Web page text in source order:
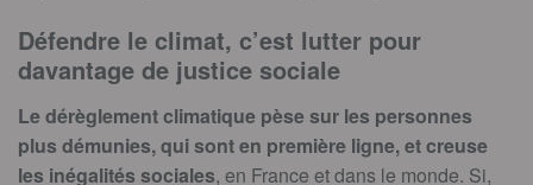
Défendre le climat, c’est lutter pour
davantage de justice sociale
Le dérèglement climatique pèse sur les personnes
plus démunies, qui sont en première ligne, et creuse
les inégalités sociales, en France et dans le monde. Si,